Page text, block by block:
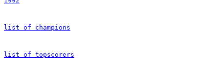
list of champions
list of topscorers